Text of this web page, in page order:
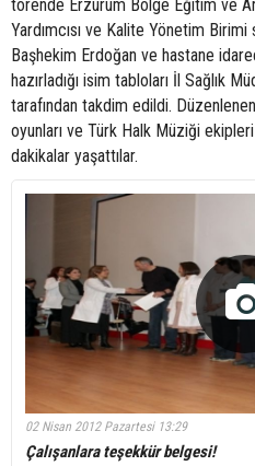
törende Erzurum Bölge Eğitim ve
Yardımcısı ve Kalite Yönetim Birimi
Başhekim Erdoğan ve hastane
hazırladığı isim tabloları İl Sağlık
tarafından takdim edildi.
oyunları ve Türk Halk Müziği
dakikalar yaşattılar.
02 Nisan 2012 Pazartesi 13:29
Çalışanlara teşekkür belgesi!